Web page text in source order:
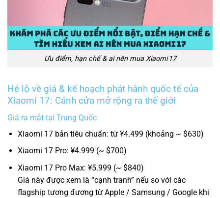
Ưu điểm, hạn chế & ai nên mua Xiaomi 17
Hé lộ về giá & kế hoạch phát hành quốc tế của
Xiaomi 17: Cánh cửa mở rộng ra thế giới
Giá ra mắt tại Trung Quốc
Xiaomi 17 bản tiêu chuẩn: từ ¥4.499 (khoảng ~ $630)
Xiaomi 17 Pro: ¥4.999 (~ $700)
Xiaomi 17 Pro Max: ¥5.999 (~ $840)
Giá này được xem là “cạnh tranh” nếu so với các
flagship tương đương từ Apple / Samsung / Google khi